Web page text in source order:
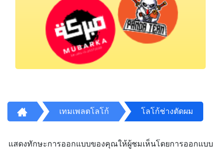
เทมเพลตโลโก้ โลโก้ช่างตัดผม
แสดงทักษะการออกแบบของคุณให้ผู้ชมเห็นโดยการออกแบบ